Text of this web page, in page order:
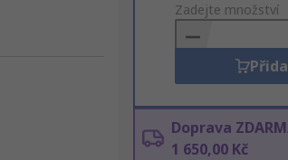
to
Basket
Zadejte množství
Doprava
1 650,00 Kč